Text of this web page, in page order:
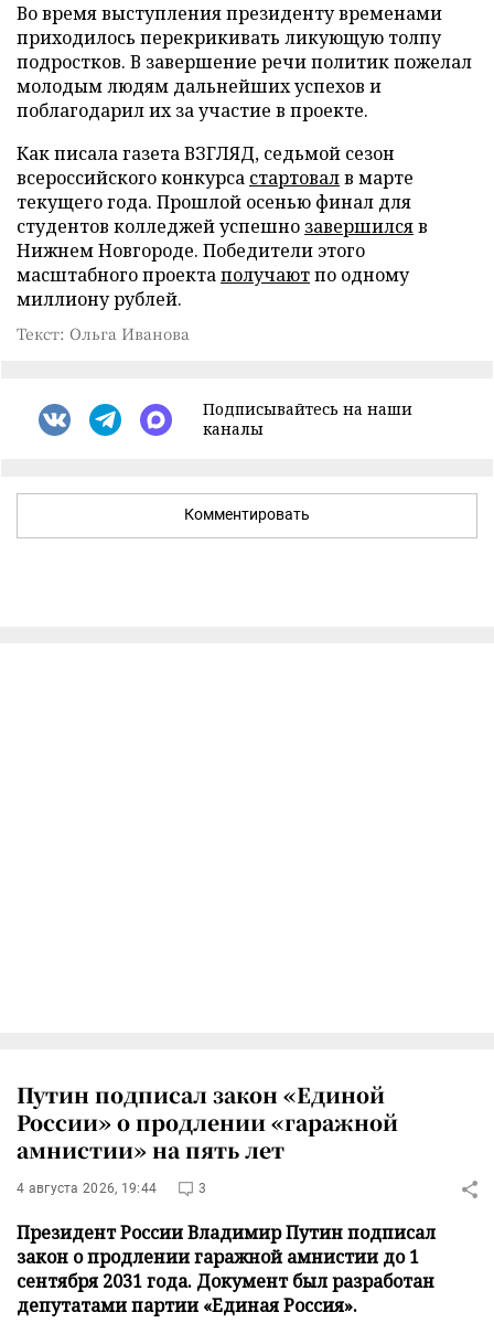
Во время выступления президенту временами
приходилось перекрикивать ликующую толпу
подростков. В завершение речи политик пожелал
молодым людям дальнейших успехов и
поблагодарил их за участие в проекте.
Как писала газета ВЗГЛЯД, седьмой сезон
всероссийского конкурса стартовалв марте
текущего года. Прошлой осенью финал для
студентов колледжей успешно завершилсяв
Нижнем Новгороде. Победители этого
масштабного проектаполучаютпо одному
миллиону рублей.
Текст: Ольга Иванова
Подписывайтесь на наши
каналы
Комментировать
Путин подписал закон «Единой
России» о продлении «гаражной
амнистии» на пять лет
4 августа 2026, 19:44 3
Президент России Владимир Путин подписал
закон о продлении гаражной амнистии до 1
сентября 2031 года. Документ был разработан
депутатами партии «Единая Россия».